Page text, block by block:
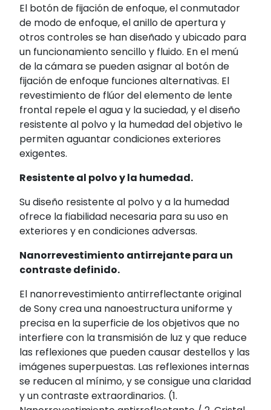
El botón de fijación de enfoque, el conmutador
de modo de enfoque, el anillo de apertura y
otros controles se han diseñado y ubicado para
un funcionamiento sencillo y fluido. En el menú
de la cámara se pueden asignar al botón de
fijación de enfoque funciones alternativas. El
revestimiento de flúor del elemento de lente
frontal repele el agua y la suciedad, y el diseño
resistente al polvo y la humedad del objetivo le
permiten aguantar condiciones exteriores
exigentes.
Resistente al polvo y la humedad.
Su diseño resistente al polvo y a la humedad
ofrece la fiabilidad necesaria para su uso en
exteriores y en condiciones adversas.
Nanorrevestimiento antirrejante para un
contraste definido.
El nanorrevestimiento antirreflectante original
de Sony crea una nanoestructura uniforme y
precisa en la superficie de los objetivos que no
interfiere con la transmisión de luz y que reduce
las reflexiones que pueden causar destellos y las
imágenes superpuestas. Las reflexiones internas
se reducen al mínimo, y se consigue una claridad
y un contraste extraordinarios. (1.